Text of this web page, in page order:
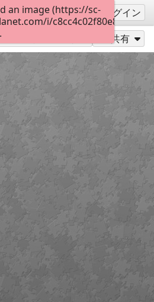
サインアップ ログイン
ース数でプレイ 共有
an image (https://sc-
i/